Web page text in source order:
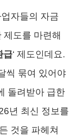
자들의 자금
도를 마련해
급‘ 제도인데요.
씩 묶여 있어야
돌려받아 급한
년 최신 정보를
것을 파헤쳐